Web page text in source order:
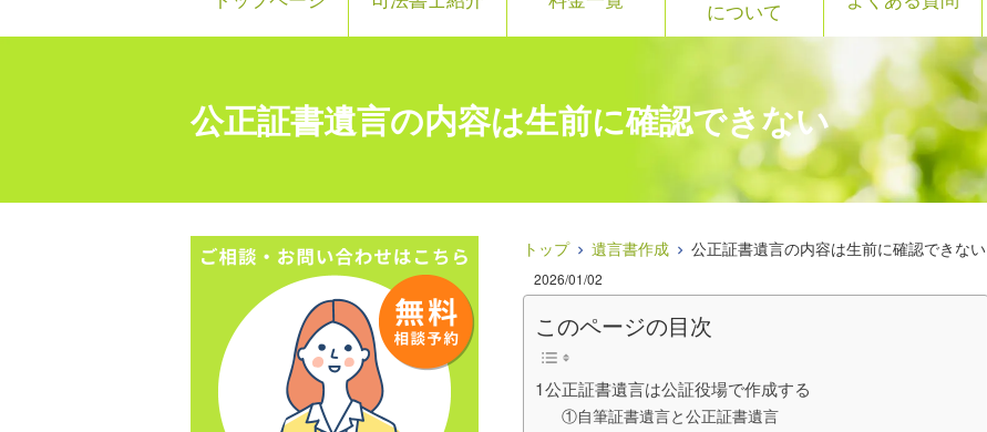
について
公正証書遺言の内容は生前に確認できない
トップ 遺言書作成 公正証書遺言の内容は生前に確認できない
2026/01/02
このページの目次
1公正証書遺言は公証役場で作成する
①自筆証書遺言と公正証書遺言